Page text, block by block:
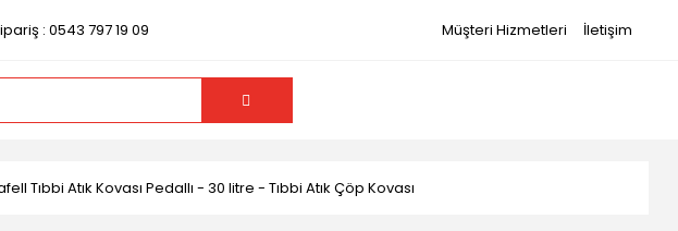
: 0543 797 19 09 Müşteri Hizmetleri İletişim
Tıbbi Atık Kovası Pedallı - 30 litre - Tıbbi Atık Çöp Kovası